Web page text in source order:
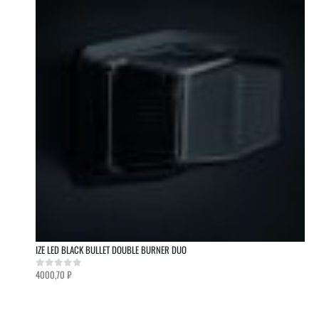
IZE LED BLACK BULLET DOUBLE BURNER DUO
0out of 5
4000,70 ₽